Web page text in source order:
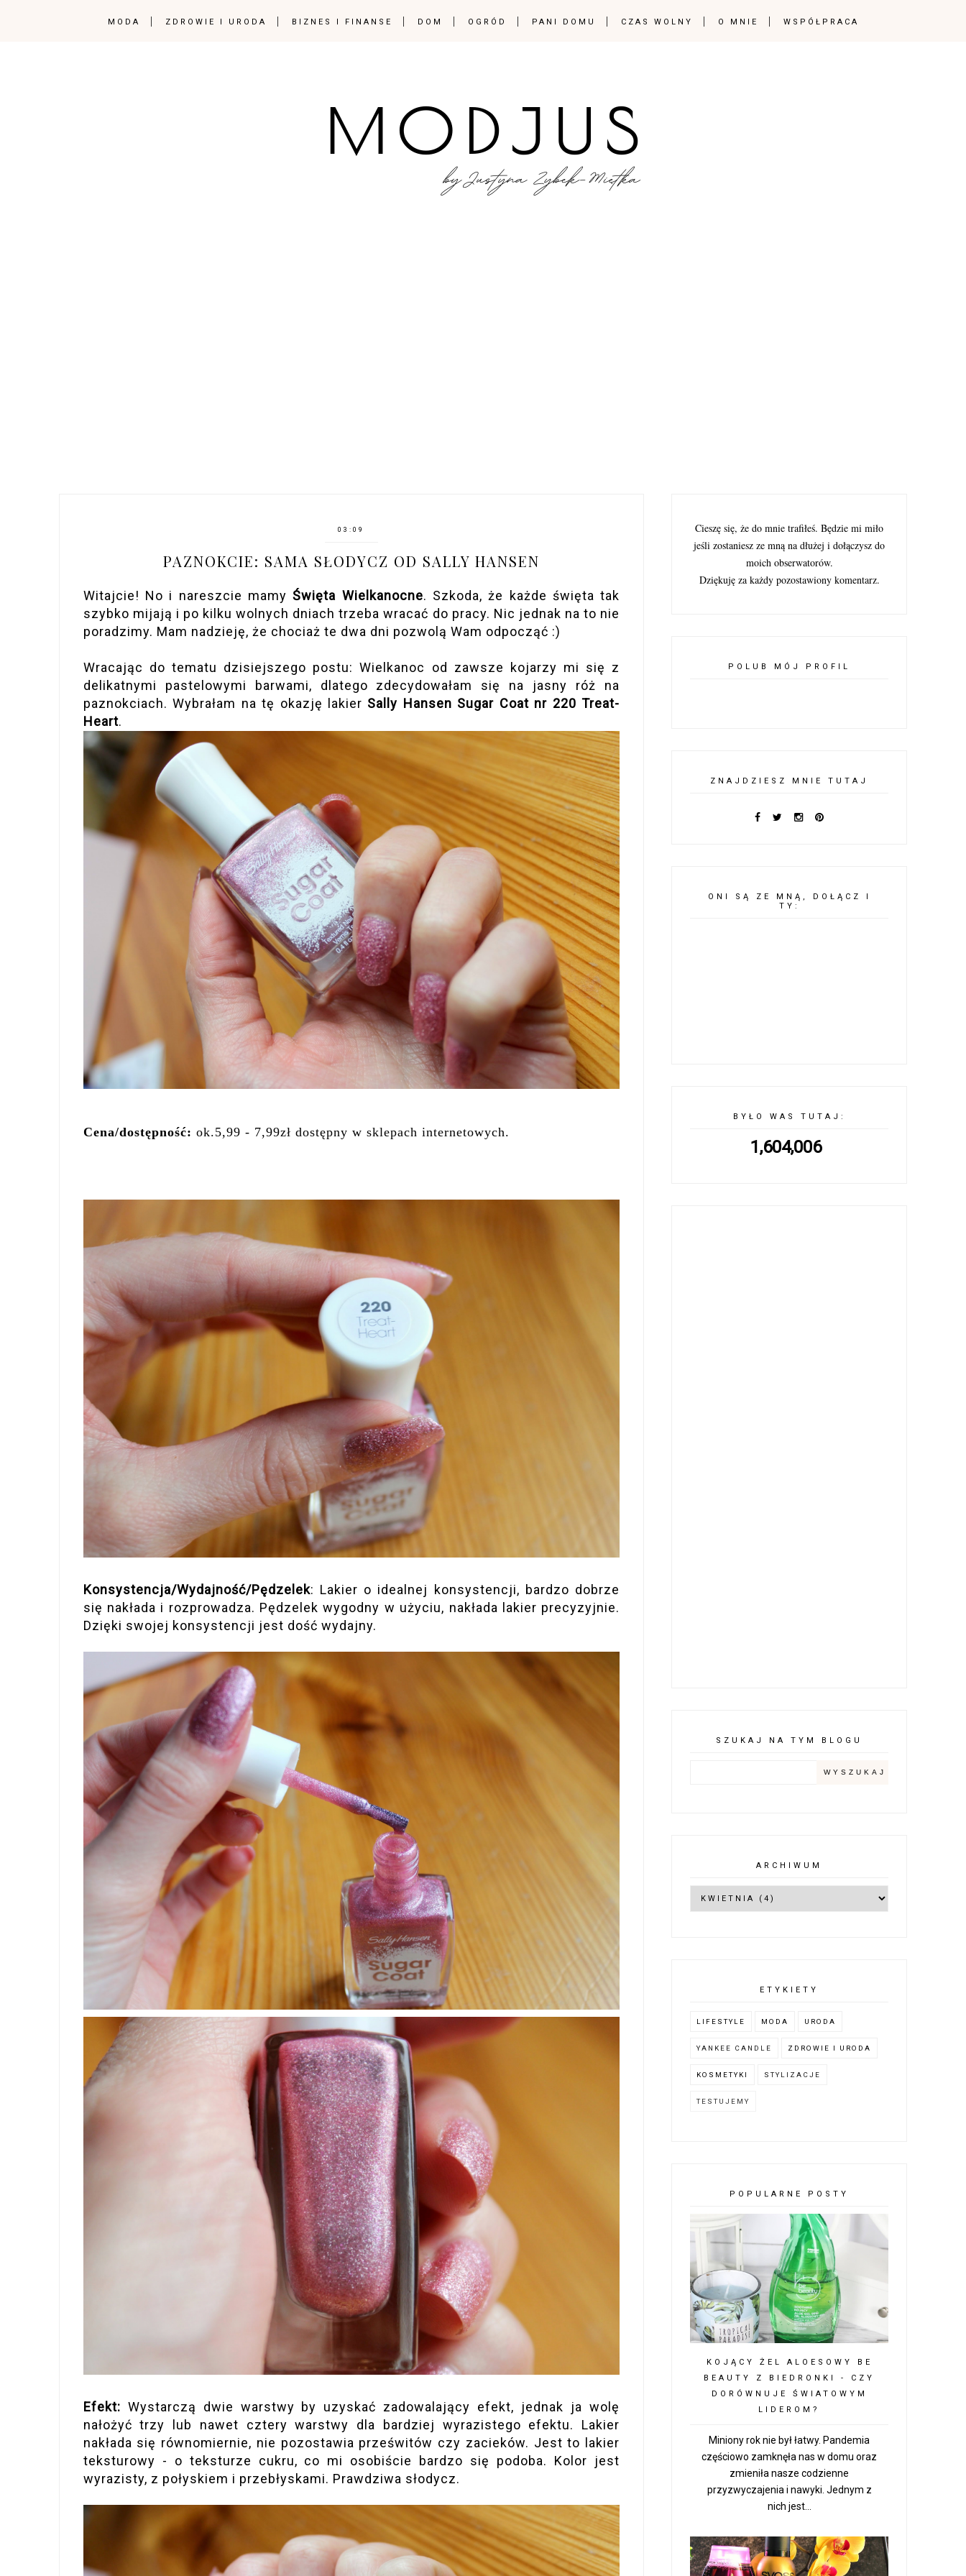
MODA ZDROWIE I URODA BIZNES I FINANSE DOM OGRÓD PANI DOMU CZAS WOLNY O MNIE WSPÓŁPRACA
03:09
PAZNOKCIE: SAMA SŁODYCZ OD SALLY HANSEN
Witajcie! No i nareszcie mamyŚwięta Wielkanocne. Szkoda, że każde święta tak
szybko mijają i po kilku wolnych dniach trzeba wracać do pracy. Nic jednak na to nie
poradzimy. Mam nadzieję, że chociaż te dwa dni pozwolą Wam odpocząć :)
Wracając do tematu dzisiejszego postu: Wielkanoc od zawsze kojarzy mi się z
delikatnymi pastelowymi barwami, dlatego zdecydowałam się na jasny róż na
paznokciach. Wybrałam na tę okazję lakier Sally Hansen Sugar Coat nr 220 Treat-
Heart.
Cena/dostępność: ok.5,99 - 7,99zł dostępny w sklepach internetowych.
Konsystencja/Wydajność/Pędzelek: Lakier o idealnej konsystencji, bardzo dobrze
się nakłada i rozprowadza. Pędzelek wygodny w użyciu, nakłada lakier precyzyjnie.
Dzięki swojej konsystencji jest dość wydajny.
Efekt: Wystarczą dwie warstwy by uzyskać zadowalający efekt, jednak ja wolę
nałożyć trzy lub nawet cztery warstwy dla bardziej wyrazistego efektu. Lakier
nakłada się równomiernie, nie pozostawia prześwitów czy zacieków. Jest to lakier
teksturowy - o teksturze cukru, co mi osobiście bardzo się podoba. Kolor jest
wyrazisty, z połyskiem i przebłyskami. Prawdziwa słodycz.
Cieszę się, że do mnie trafiłeś. Będzie mi miło
jeśli zostaniesz ze mną na dłużej i dołączysz do
moich obserwatorów.
Dziękuję za każdy pozostawiony komentarz.
POLUB MÓJ PROFIL
ZNAJDZIESZ MNIE TUTAJ
ONI SĄ ZE MNĄ, DOŁĄCZ I
TY:
BYŁO WAS TUTAJ:
1,604,006
SZUKAJ NA TYM BLOGU
ARCHIWUM
ETYKIETY
LIFESTYLE MODA URODA
YANKEE CANDLE ZDROWIE I URODA
KOSMETYKI STYLIZACJE
TESTUJEMY
POPULARNE POSTY
KOJĄCY ŻEL ALOESOWY BE
BEAUTY Z BIEDRONKI - CZY
DORÓWNUJE ŚWIATOWYM
LIDEROM?
Miniony rok nie był łatwy. Pandemia
częściowo zamknęła nas w domu oraz
zmieniła nasze codzienne
przyzwyczajenia i nawyki. Jednym z
nich jest...